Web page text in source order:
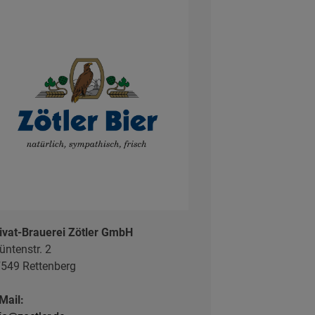
Brauerei Zötler GmbH
2
Rettenberg